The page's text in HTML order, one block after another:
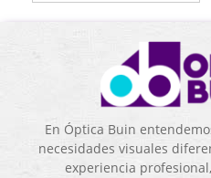
En Óptica Buin
necesidades visuales
experiencia